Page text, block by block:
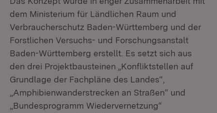
dem Ministerium für Ländlichen Raum und
Verbraucherschutz Baden-Württemberg und der
Forstlichen Versuchs- und Forschungsanstalt
Baden-Württemberg erstellt. Es setzt sich aus
den drei Projektbausteinen „Konfliktstellen auf
Grundlage der Fachpläne des Landes“,
„Amphibienwanderstrecken an Straßen“ und
„Bundesprogramm Wiedervernetzung“